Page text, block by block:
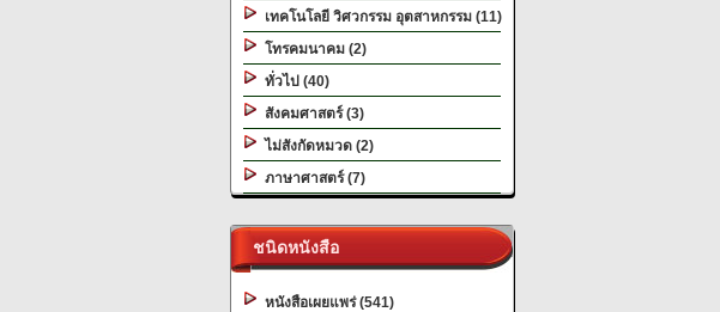
เทคโนโลยี วิศวกรรม อุตสาหกรรม (11)
โทรคมนาคม (2)
ทั่วไป (40)
สังคมศาสตร์ (3)
ไม่สังกัดหมวด (2)
ภาษาศาสตร์ (7)
ชนิดหนังสือ
หนังสือเผยแพร่ (541)